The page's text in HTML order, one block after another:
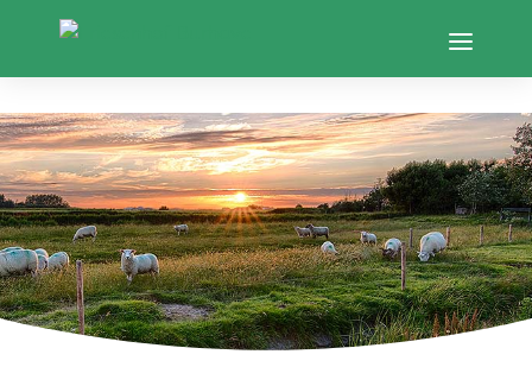
Skip to content